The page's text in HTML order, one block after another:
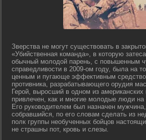
Зверства не могут существовать в
«Убийственная команда», в которую
обычный молодой парень, с повышенным
справедливости в 2009-ом году, была на
ценным и пугающе эффективным
противника, разрабатывающего орудия
Герой, выросший в одном из
привлечен, как и многие молодые люди
Его руководителем был назначен
собравшийся, по его словам сделать из
полк группы необученных бойцов
не страшны пот, кровь и слезы.